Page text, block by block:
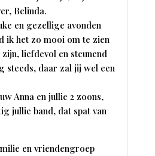
Belinda.
en gezellige avonden
ik het zo mooi om te zien
liefdevol en steunend
steeds, daar zal jij wel een
Anna en jullie 2 zoons,
jullie band, dat spat van
en vriendengroep